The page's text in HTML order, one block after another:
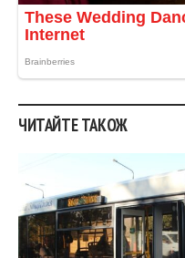
ЧИТАЙТЕ ТАКОЖ